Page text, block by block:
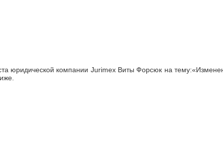
юридической компании Jurimex Виты Форсюк на